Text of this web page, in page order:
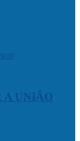
A UNIÃO